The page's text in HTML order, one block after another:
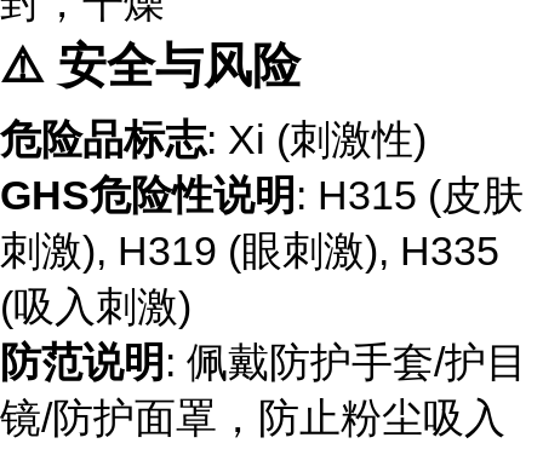
⚠️ 安全与风险
危险品标志: Xi (刺激性)
GHS危险性说明 : H315 (皮肤
刺激), H319 (眼刺激), H335
(吸入刺激)
防范说明 : 佩戴防护手套/护目
镜/防护面罩，防止粉尘吸入